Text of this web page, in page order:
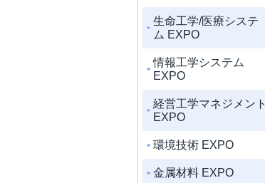
生命工学/医療システ
ム EXPO
情報工学システム
EXPO
経営工学マネジメント
EXPO
環境技術 EXPO
金属材料 EXPO